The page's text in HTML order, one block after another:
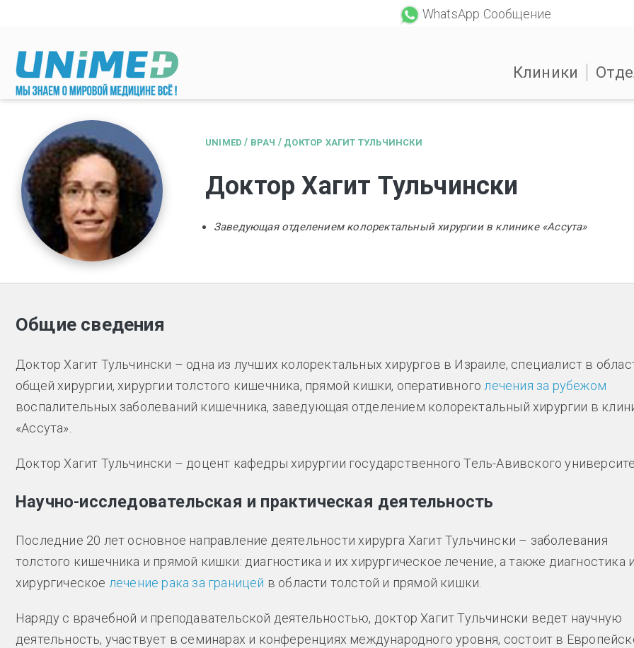
WhatsApp Сообщение
Клиники
UNIMED / ВРАЧ / ДОКТОР ХАГИТ ТУЛЬЧИНСКИ
Доктор Хагит Тульчински
Заведующая отделением колоректальный хирургии в клинике «Ассута»
Общие сведения
Доктор Хагит Тульчински – одна из лучших колоректальных хирургов в Израиле, специалист в
общей хирургии, хирургии толстого кишечника, прямой кишки, оперативноголечения за рубежом
воспалительных заболеваний кишечника, заведующая отделением колоректальный хирургии в
«Ассута».
Доктор Хагит Тульчински – доцент кафедры хирургии государственного Тель-Авивского
Научно-исследовательская и практическая деятельность
Последние 20 лет основное направление деятельности хирурга Хагит Тульчински – заболевания
толстого кишечника и прямой кишки: диагностика и их хирургическое лечение, а также диагностика
хирургическое лечение рака за границей в области толстой и прямой кишки.
Наряду с врачебной и преподавательской деятельностью, доктор Хагит Тульчински ведет научную
деятельность, участвует в семинарах и конференциях международного уровня, состоит в